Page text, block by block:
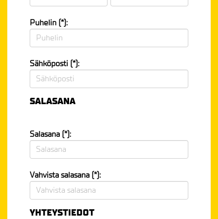
Puhelin (*):
Sähköposti (*):
SALASANA
Salasana (*):
Vahvista salasana (*):
YHTEYSTIEDOT